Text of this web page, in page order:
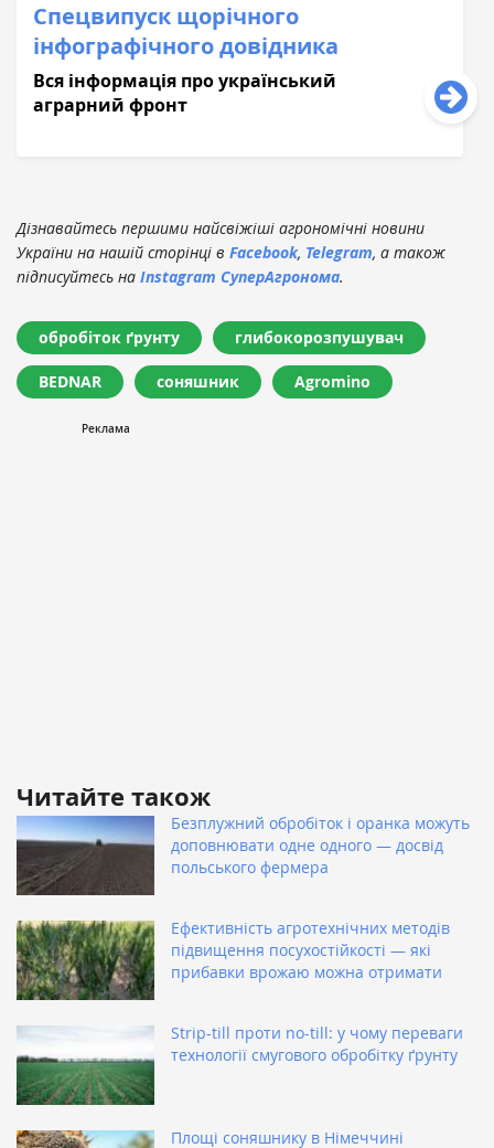
Спецвипуск щорічного
інфографічного довідника
Вся інформація про український
аграрний фронт
Дізнавайтесь першими найсвіжіші агрономічні новини
України на нашій сторінці в Facebook, Telegram, а також
підписуйтесь на Instagram СуперАгронома.
обробіток ґрунту глибокорозпушувач
BEDNAR соняшник Agromino
Читайте також
Безплужний обробіток і оранка можуть
доповнювати одне одного — досвід
польського фермера
Ефективність агротехнічних методів
підвищення посухостійкості — які
прибавки врожаю можна отримати
Strip-till проти no-till: у чому переваги
технології смугового обробітку ґрунту
Площі соняшнику в Німеччині